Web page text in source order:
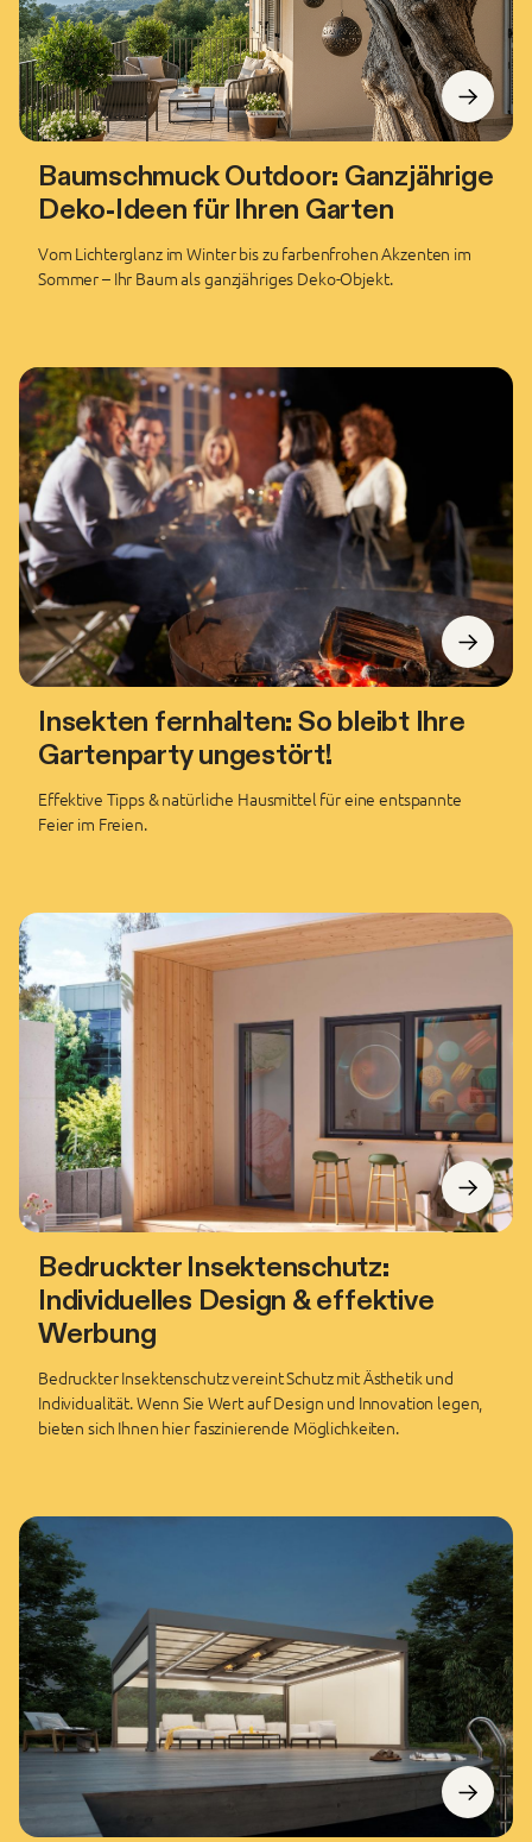
Baumschmuck Outdoor: Ganzjährige
Deko-Ideen für Ihren Garten
Vom Lichterglanz im Winter bis zu farbenfrohen Akzenten im
Sommer – Ihr Baum als ganzjähriges Deko-Objekt.
Insekten fernhalten: So bleibt Ihre
Gartenparty ungestört!
Effektive Tipps & natürliche Hausmittel für eine entspannte
Feier im Freien.
Bedruckter Insektenschutz:
Individuelles Design & effektive
Werbung
Bedruckter Insektenschutz vereint Schutz mit Ästhetik und
Individualität. Wenn Sie Wert auf Design und Innovation legen,
bieten sich Ihnen hier faszinierende Möglichkeiten.